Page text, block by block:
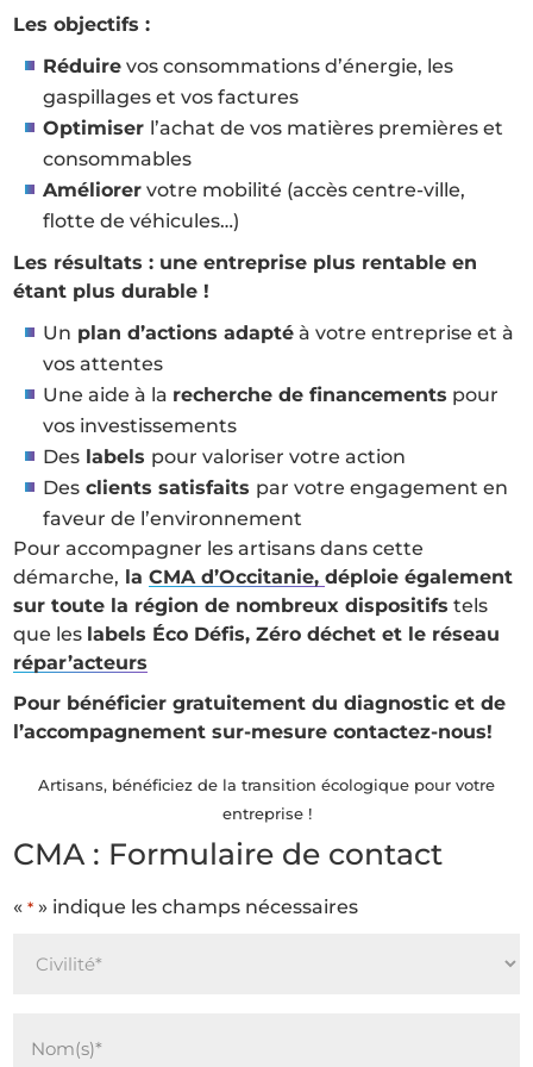
Les objectifs :
Réduire vos consommations d’énergie, les
gaspillages et vos factures
Optimiser l’achat de vos matières premières et
consommables
Améliorer votre mobilité (accès centre-ville,
flotte de véhicules…)
Les résultats : une entreprise plus rentable en
étant plus durable !
Un plan d’actions adapté à votre entreprise et à
vos attentes
Une aide à la recherche de financements pour
vos investissements
Des labels pour valoriser votre action
Des clients satisfaits par votre engagement en
faveur de l’environnement
Pour accompagner les artisans dans cette
démarche, laCMA d’Occitanie,déploie également
sur toute la région de nombreux dispositifs tels
que les labels Éco Défis, Zéro déchet et le réseau
répar’acteurs
Pour bénéficier gratuitement du diagnostic et de
l’accompagnement sur-mesure contactez-nous!
Artisans, bénéficiez de la transition écologique pour votre
entreprise !
CMA : Formulaire de contact
«* » indique les champs nécessaires